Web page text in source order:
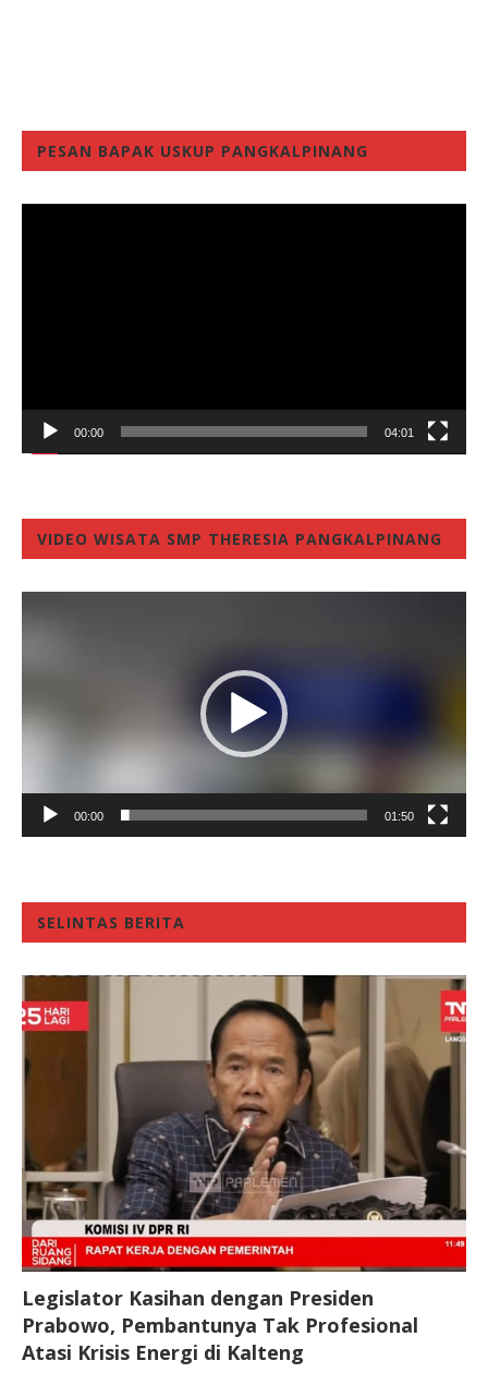
PESAN BAPAK USKUP PANGKALPINANG
00:00 04:01
VIDEO WISATA SMP THERESIA PANGKALPINANG
00:00 01:50
SELINTAS BERITA
Legislator Kasihan dengan Presiden
Prabowo, Pembantunya Tak Profesional
Atasi Krisis Energi di Kalteng